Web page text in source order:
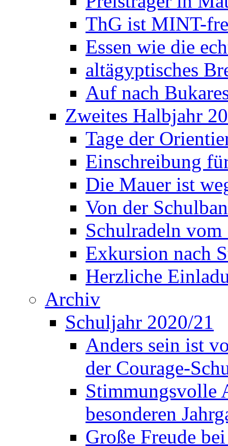
ThG ist MINT-
Essen wie die
altägyptisches
Auf nach
Zweites Halbjahr
Tage der
Einschreibung
Die Mauer ist
Von der
Schulradeln
Exkursion nach
Herzliche
Archiv
Schuljahr 2020/21
Anders sein ist
der Courage-
Stimmungsvolle
besonderen
Große Freude